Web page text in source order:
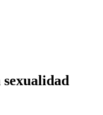
sexualidad